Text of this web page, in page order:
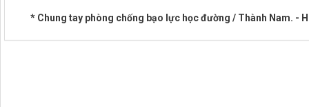
* Chung tay phòng chống bạo lực học đường / Thành Nam. -